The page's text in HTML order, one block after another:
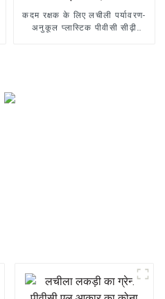
कदम रक्षक के लिए लचीली पर्यावरण-
अनुकूल प्लास्टिक पीवीसी सीढ़ी